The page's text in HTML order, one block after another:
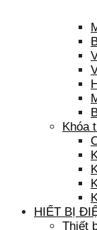
Khóa
HIẾT BỊ
Thiết